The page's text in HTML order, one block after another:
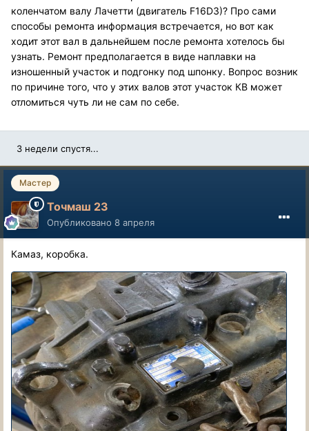
коленчатом валу Лачетти (двигатель F16D3)? Про сами
способы ремонта информация встречается, но вот как
ходит этот вал в дальнейшем после ремонта хотелось бы
узнать. Ремонт предполагается в виде наплавки на
изношенный участок и подгонку под шпонку. Вопрос возник
по причине того, что у этих валов этот участок КВ может
отломиться чуть ли не сам по себе.
3 недели спустя...
Мастер
Точмаш 23
Опубликовано 8 апреля
Камаз, коробка.